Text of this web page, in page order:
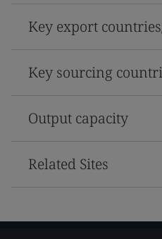
Key export
Key sourcing
Output capacity
Related Sites